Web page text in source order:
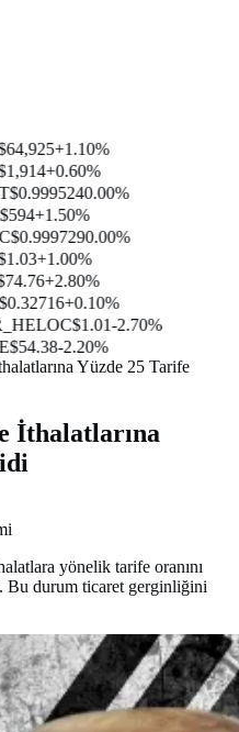
+1.10%
+0.60%
$0.9995240.00%
+1.50%
$0.9997290.00%
+1.00%
+2.80%
+0.10%
$1.01-2.70%
$54.38-2.20%
Yüzde 25 Tarife
İthalatlarına
yönelik tarife oranını
Bu durum ticaret gerginliğini